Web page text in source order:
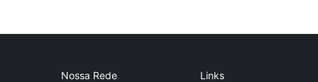
Nossa Rede Links